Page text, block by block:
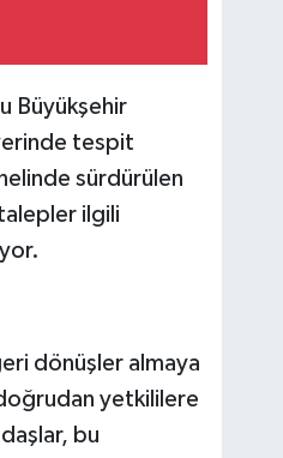
Büyükşehir
tespit
sürdürülen
ilgili
dönüşler almaya
yetkililere
bu